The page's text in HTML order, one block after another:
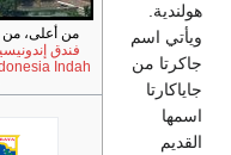
من أعلى، من
فندق
Indah
هولندية.
ويأتي اسم
جاكرتا من
جاياكارتا
اسمها
القديم